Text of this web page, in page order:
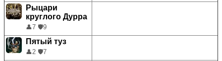
Рыцари
круглого Дурра
👤7 🛡️9
Пятый туз
👤2 🛡️7